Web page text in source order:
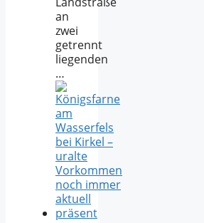
an
zwei
getrennt
liegenden
…